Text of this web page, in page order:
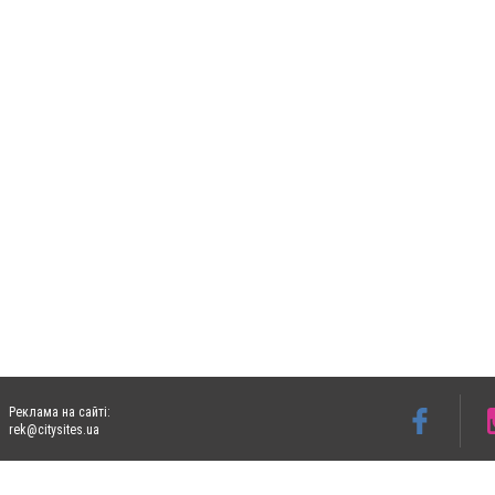
Реклама на сайті:
rek@citysites.ua